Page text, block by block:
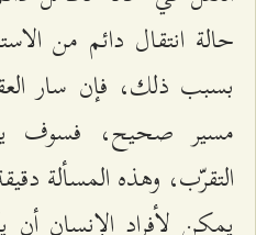
حالة انتقال دائم من
بسبب ذلك، فإن سار
مسير صحيح، فسوف
التقرّب، وهذه المسألة
يمكن لأفراد الإنسان